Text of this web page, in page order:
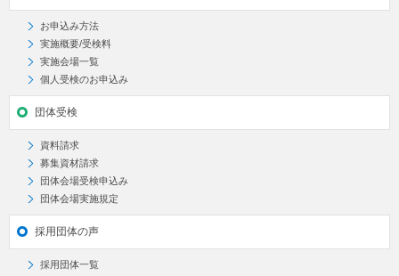
お申込み方法
実施概要/受検料
実施会場一覧
個人受検のお申込み
団体受検
資料請求
募集資材請求
団体会場受検申込み
団体会場実施規定
採用団体の声
採用団体一覧